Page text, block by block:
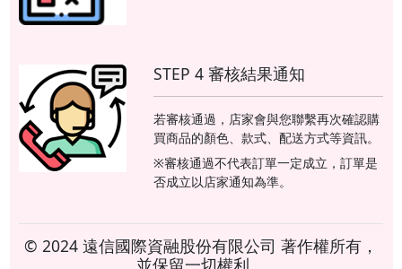
STEP 4 審核結果通知
若審核通過，店家會與您聯繫再次確認購
買商品的顏色、款式、配送方式等資訊。
※審核通過不代表訂單一定成立，訂單是
否成立以店家通知為準。
© 2024 遠信國際資融股份有限公司 著作權所有，
並保留一切權利。